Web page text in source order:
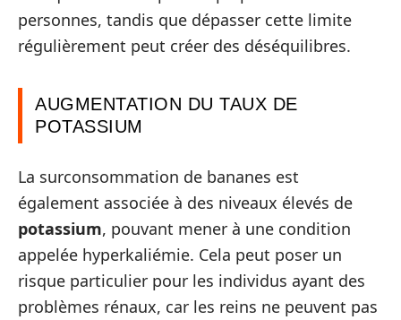
personnes, tandis que dépasser cette limite
régulièrement peut créer des déséquilibres.
AUGMENTATION DU TAUX DE
POTASSIUM
La surconsommation de bananes est
également associée à des niveaux élevés de
potassium, pouvant mener à une condition
appelée hyperkaliémie. Cela peut poser un
risque particulier pour les individus ayant des
problèmes rénaux, car les reins ne peuvent pas